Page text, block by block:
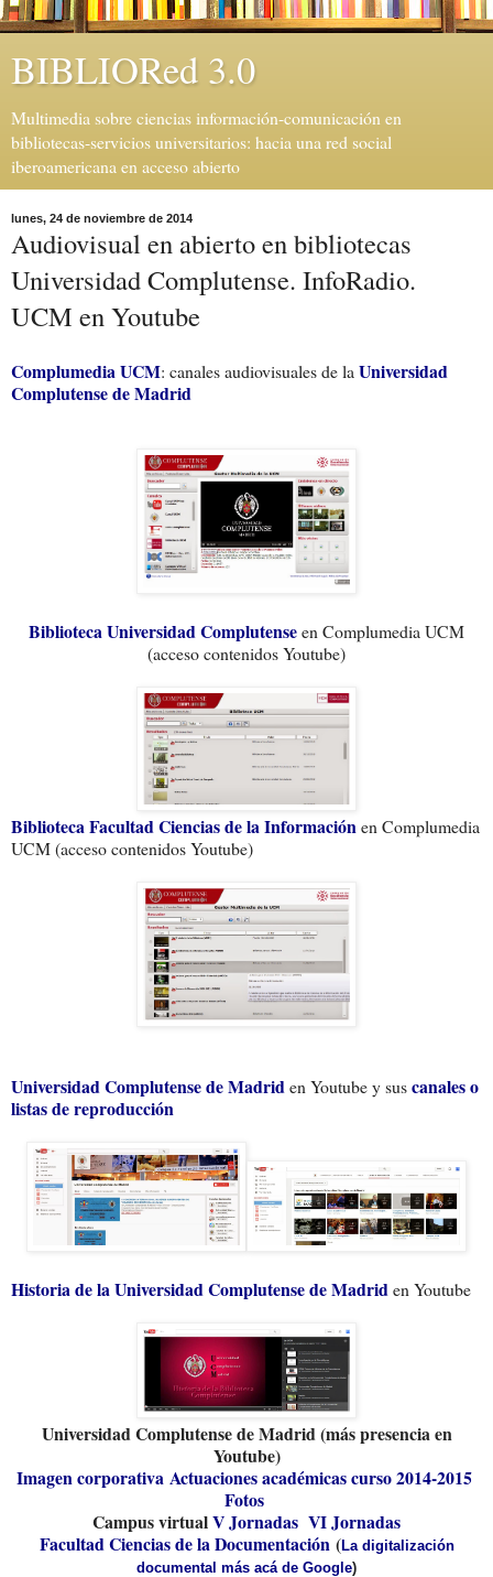
BIBLIORed 3.0
Multimedia sobre ciencias información-comunicación en
bibliotecas-servicios universitarios: hacia una red social
iberoamericana en acceso abierto
lunes, 24 de noviembre de 2014
Audiovisual en abierto en bibliotecas
Universidad Complutense. InfoRadio.
UCM en Youtube
Complumedia UCM: canales audiovisuales de la Universidad
Complutense de Madrid
Biblioteca Universidad Complutenseen Complumedia UCM
(acceso contenidos Youtube)
Biblioteca Facultad Ciencias de la Informaciónen Complumedia
UCM (acceso contenidos Youtube)
Universidad Complutense de Madriden Youtube y suscanales o
listas de reproducción
Historia de la Universidad Complutense de Madriden Youtube
Universidad Complutense de Madrid (más presencia en
Youtube)
Imagen corporativa Actuaciones académicas curso 2014-2015
Fotos
Campus virtualV Jornadas VI Jornadas
Facultad Ciencias de la Documentación(La digitalización
documental más acá de Google)